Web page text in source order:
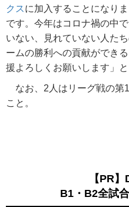
クスに加入することになりま
です。今年はコロナ禍の中
いない、見れていない人た
ームの勝利への貢献ができ
援よろしくお願いします」と
なお、2人はリーグ戦の第
こと。
【PR
B1・B2全試